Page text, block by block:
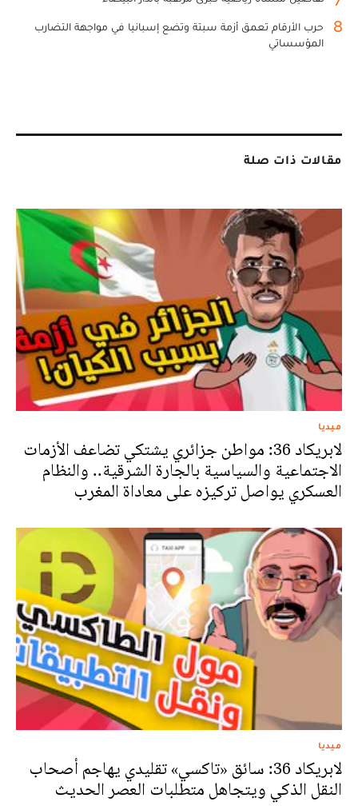
8
حرب الأرقام تعمق أزمة سبتة وتضع إسبانيا في مواجهة التضارب
المؤسساتي
مقالات ذات صلة
ميديا
لابريكاد 36: مواطن جزائري يشتكي تضاعف الأزمات
الاجتماعية والسياسية بالجارة الشرقية.. والنظام
العسكري يواصل تركيزه على معاداة المغرب
ميديا
لابريكاد 36: سائق «تاكسي» تقليدي يهاجم أصحاب
النقل الذكي ويتجاهل متطلبات العصر الحديث